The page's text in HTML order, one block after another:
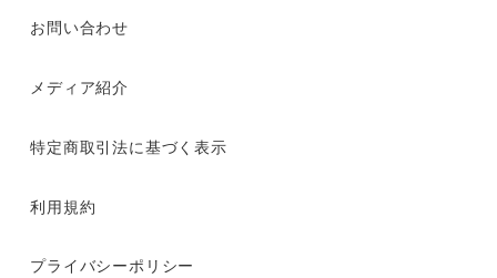
お問い合わせ
メディア紹介
特定商取引法に基づく表示
利用規約
プライバシーポリシー